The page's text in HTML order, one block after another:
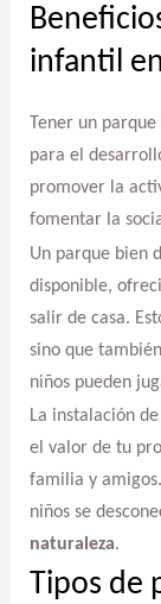
infantil
Tener un
para el
promover la
fomentar la
Un parque bien
disponible,
salir de casa.
sino que
niños pueden
La instalación
el valor de tu
familia y
niños se
naturaleza.
Tipos de